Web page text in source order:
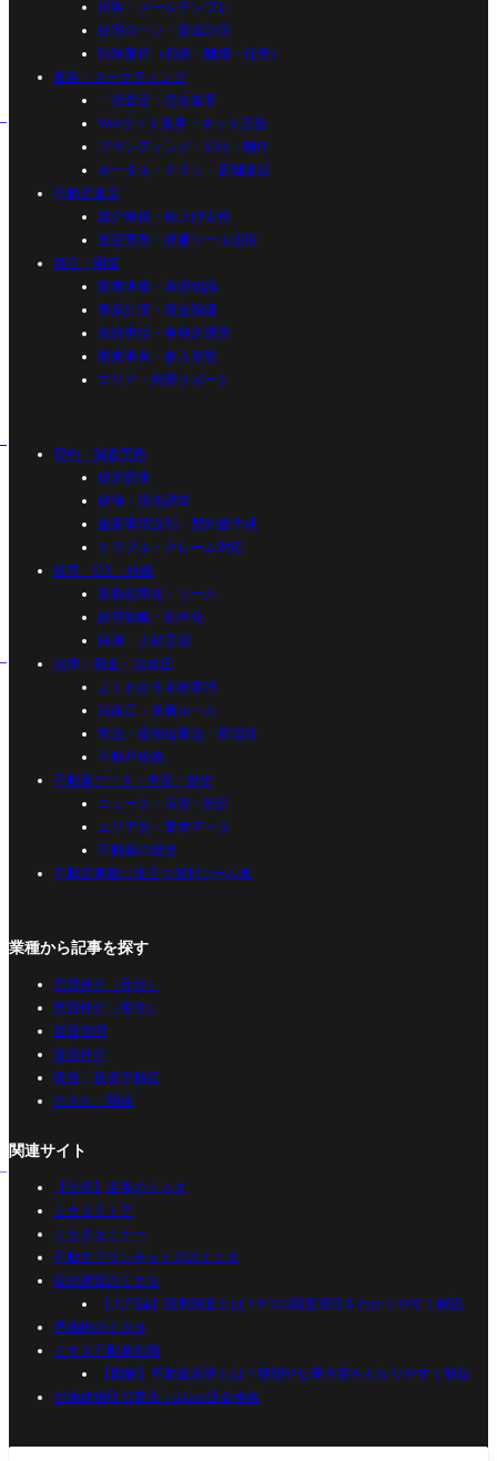
追客・メールテンプレ
住宅ローン・資金計画
特殊案件（相続・離婚・任売）
集客・マーケティング
一括査定・売主集客
Webサイト集客・ネット広告
ブランディング・SNS・制作
ポータル・チラシ・店舗販促
不動産査定
媒介獲得・物上げ実務
査定実務・評価ツール活用
独立・開業
開業準備・基礎知識
事業計画・資金調達
免許申請・事務所運営
開業事例・参入形態
エリア・外部サポート
契約・調査実務
役所調査
建物・現地調査
重要事項説明・契約書作成
トラブル・クレーム対応
経営・DX・組織
業務効率化・ツール
経営戦略・効率化
採用・人材育成
法律・税金・法改正
よくわかる宅建業法
法改正・最新ルール
民法・借地借家法・周辺法
不動産税務
不動産データ・市況・歴史
ニュース・市況・統計
エリア別・業者データ
不動産の歴史
不動産実務に役立つ便利ツール集
業種から記事を探す
売買仲介（元付）
売買仲介（客付）
賃貸管理
賃貸仲介
収益・投資不動産
仕入れ・開発
関連サイト
【公式】追客のミカタ
ミカタストア
ミカタセミナー
不動産フランチャイズのミカタ
役所調査のミカタ
【入門編】役所調査とは？8つの調査項目をわかりやすく解説
借地権のミカタ
ミカタ不動産転職
【図解】不動産業界とは？種類や仕事内容をわかりやすく解説
宅地建物取引業法｜e-Gov法令検索